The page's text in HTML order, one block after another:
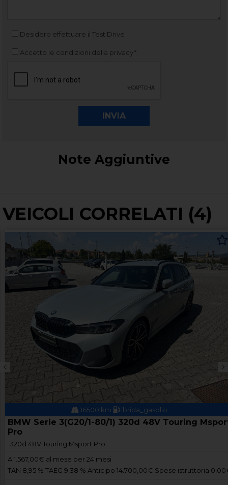
Desidero effettuare il Test Drive
Accetto le condizioni della privacy*
Note Aggiuntive
VEICOLI CORRELATI (4)
16500 km ibrida_gasolio
BMW Serie 3(G20/1-80/1) 320d 48V Touring
Pro
320d 48V Touring Msport Pro
A1.567,00€ al mese per 24 mesi
TAN 8,95 % TAEG 9.38 % Anticipo 14.700,00€ Spese istruttoria